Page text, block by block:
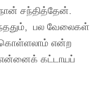
சந்தித்தேன்.
பல வேலைகள்
கொள்ளலாம் என்ற
கட்டாயப்